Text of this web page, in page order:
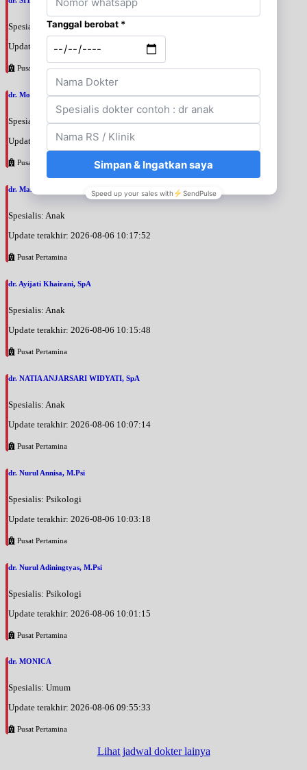
Spesialis: Anak
Update terakhir: 2026-08-06 10:40:06
Pusat Pertamina
dr. Moelyono, SpA
Spesialis: Anak
Update terakhir: 2026-08-06 10:37:12
Pusat Pertamina
dr. Margareta Komalasari, SpA
Spesialis: Anak
Update terakhir: 2026-08-06 10:17:52
Pusat Pertamina
dr. Ayijati Khairani, SpA
Spesialis: Anak
Update terakhir: 2026-08-06 10:15:48
Pusat Pertamina
dr. NATIA ANJARSARI WIDYATI, SpA
Spesialis: Anak
Update terakhir: 2026-08-06 10:07:14
Pusat Pertamina
dr. Nurul Annisa, M.Psi
Spesialis: Psikologi
Update terakhir: 2026-08-06 10:03:18
Pusat Pertamina
dr. Nurul Adiningtyas, M.Psi
Spesialis: Psikologi
Update terakhir: 2026-08-06 10:01:15
Pusat Pertamina
dr. MONICA
Spesialis: Umum
Update terakhir: 2026-08-06 09:55:33
Pusat Pertamina
Lihat jadwal dokter lainya